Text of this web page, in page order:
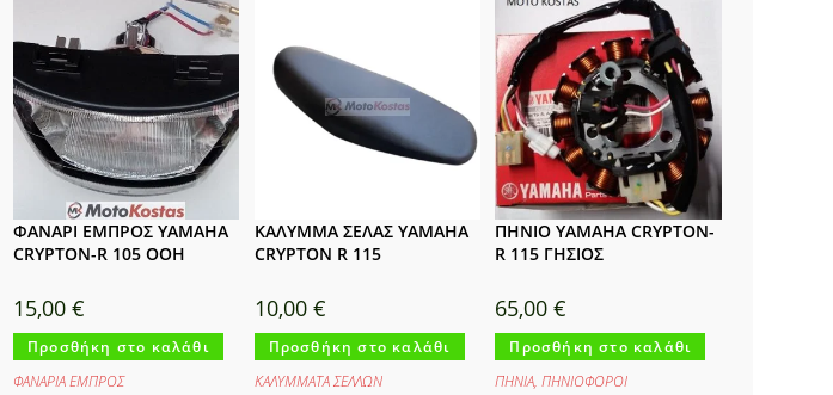
ΦΑΝΑΡΙ ΕΜΠΡΟΣ YAMAHA
CRYPTON-R 105 ΟΟΗ
15,00€
Προσθήκη στο καλάθι
ΦΑΝΑΡΙΑ ΕΜΠΡΟΣ
ΚΑΛΥΜΜΑ ΣΕΛΑΣ YAMAHA
CRYPTON R 115
10,00 €
Προσθήκη στο καλάθι
ΚΑΛΥΜΜΑΤΑ ΣΕΛΛΩΝ
ΠΗΝΙΟ YAMAHA CRYPTON-
R 115 ΓΗΣΙΟΣ
65,00€
Προσθήκη στο καλάθι
ΠΗΝΙΑ,ΠΗΝΙΟΦΟΡΟΙ